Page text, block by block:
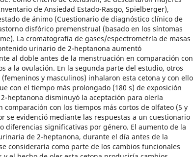
de Ansiedad Estado-Rasgo, Spielberger),
de ánimo (Cuestionario de diagnóstico clínico de
disfórico premenstrual (basado en los síntomas
La cromatografía de gases/espectrometría de masas
urinario de 2-heptanona aumentó
al doble antes de la menstruación en comparación con
a la ovulación. En la segunda parte del estudio, otros
y masculinos) inhalaron esta cetona y con ello
con el tiempo más prolongado (180 s) de exposición
heptanona disminuyó la aceptación para olerla
comparación con los tiempos más cortos de olfateo (5 y
se evidenció mediante las respuestas a un cuestionario
diferencias significativas por género. El aumento de la
de 2-heptanona, durante el día antes de la
consideraría como parte de los cambios funcionales